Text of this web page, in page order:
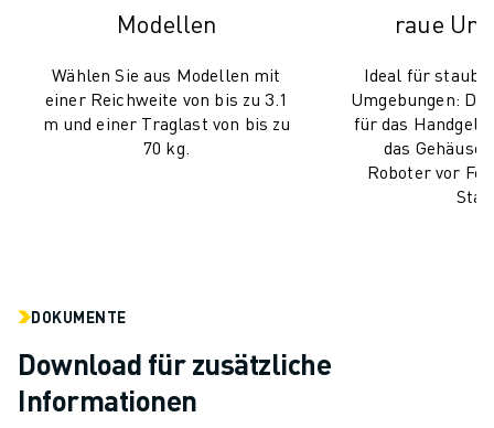
Modellen
Wählen Sie aus Modellen mit
einer Reichweite von bis zu 3.1
m und einer Traglast von bis zu
70 kg.
raue
Ideal für
Umgebungen:
für das
das Gehäuse
Roboter vor
DOKUMENTE
Download für zusätzliche
Informationen